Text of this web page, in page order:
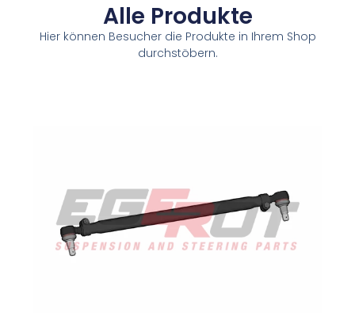
Alle Produkte
Hier können Besucher die Produkte in Ihrem Shop
durchstöbern.